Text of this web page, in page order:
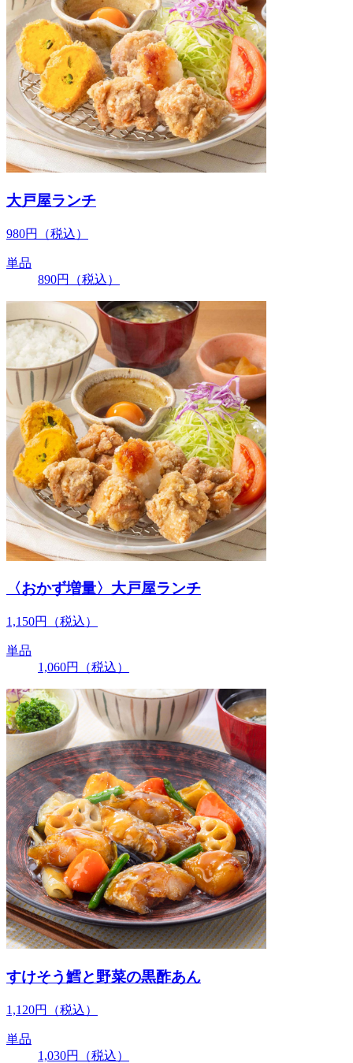
大戸屋ランチ
980円 （税込）
単品
890円 （税込）
〈おかず増量〉大戸屋ランチ
1,150円 （税込）
単品
1,060円 （税込）
すけそう鱈と野菜の黒酢あん
1,120円 （税込）
単品
1,030円 （税込）